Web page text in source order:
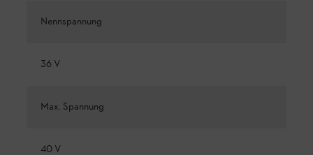
Nennspannung
36 V
Max. Spannung
40 V